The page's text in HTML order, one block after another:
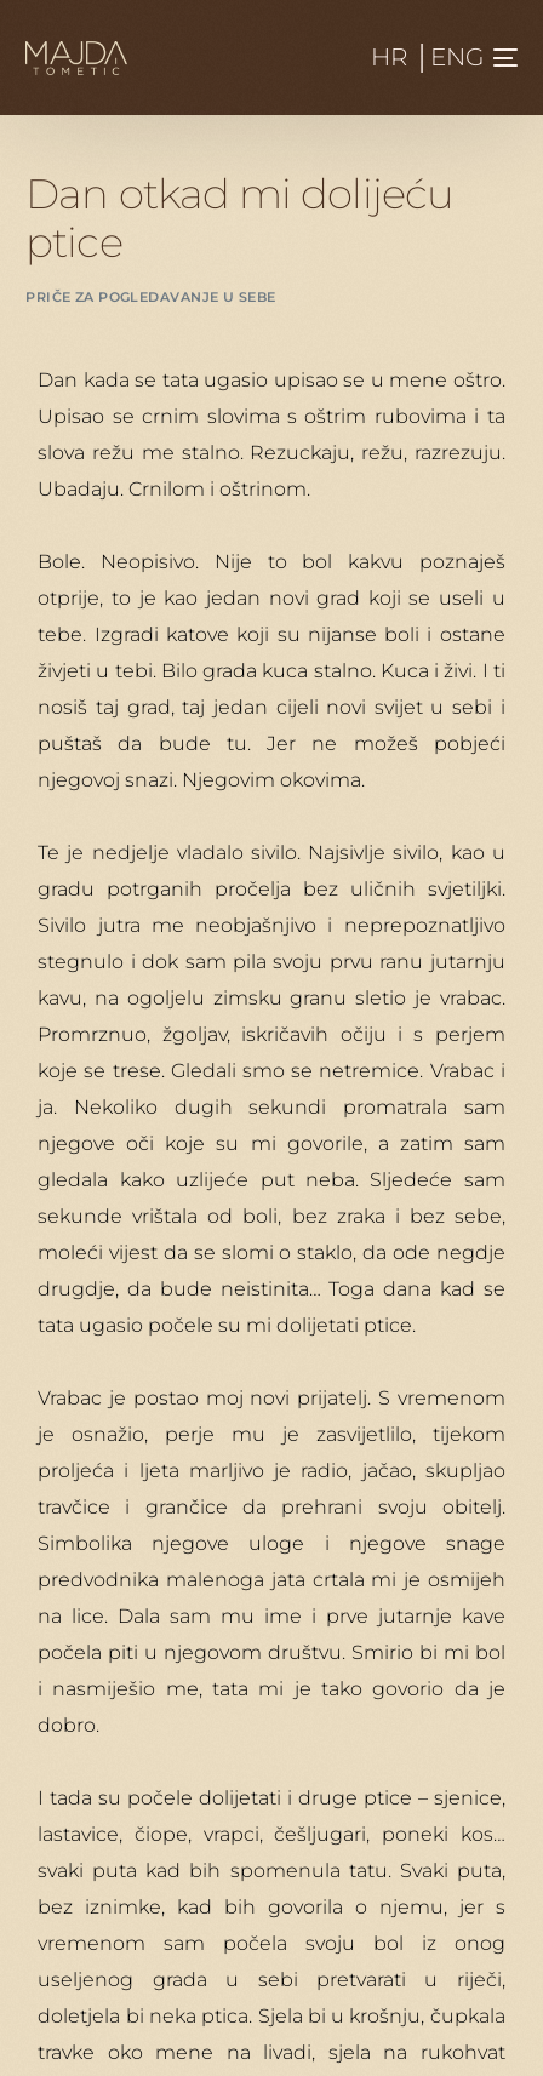
HR ENG
Dan otkad mi dolijeću
ptice
PRIČE ZA POGLEDAVANJE U SEBE
Dan kada se tata ugasio upisao se u mene oštro.
Upisao se crnim slovima s oštrim rubovima i ta
slova režu me stalno. Rezuckaju, režu, razrezuju.
Ubadaju. Crnilom i oštrinom.
Bole. Neopisivo. Nije to bol kakvu poznaješ
otprije, to je kao jedan novi grad koji se useli u
tebe. Izgradi katove koji su nijanse boli i ostane
živjeti u tebi. Bilo grada kuca stalno. Kuca i živi. I ti
nosiš taj grad, taj jedan cijeli novi svijet u sebi i
puštaš da bude tu. Jer ne možeš pobjeći
njegovoj snazi. Njegovim okovima.
Te je nedjelje vladalo sivilo. Najsivlje sivilo, kao u
gradu potrganih pročelja bez uličnih svjetiljki.
Sivilo jutra me neobjašnjivo i neprepoznatljivo
stegnulo i dok sam pila svoju prvu ranu jutarnju
kavu, na ogoljelu zimsku granu sletio je vrabac.
Promrznuo, žgoljav, iskričavih očiju i s perjem
koje se trese. Gledali smo se netremice. Vrabac i
ja. Nekoliko dugih sekundi promatrala sam
njegove oči koje su mi govorile, a zatim sam
gledala kako uzlijeće put neba. Sljedeće sam
sekunde vrištala od boli, bez zraka i bez sebe,
moleći vijest da se slomi o staklo, da ode negdje
drugdje, da bude neistinita… Toga dana kad se
tata ugasio počele su mi dolijetati ptice.
Vrabac je postao moj novi prijatelj. S vremenom
je osnažio, perje mu je zasvijetlilo, tijekom
proljeća i ljeta marljivo je radio, jačao, skupljao
travčice i grančice da prehrani svoju obitelj.
Simbolika njegove uloge i njegove snage
predvodnika malenoga jata crtala mi je osmijeh
na lice. Dala sam mu ime i prve jutarnje kave
počela piti u njegovom društvu. Smirio bi mi bol
i nasmiješio me, tata mi je tako govorio da je
dobro.
I tada su počele dolijetati i druge ptice – sjenice,
lastavice, čiope, vrapci, češljugari, poneki kos…
svaki puta kad bih spomenula tatu. Svaki puta,
bez iznimke, kad bih govorila o njemu, jer s
vremenom sam počela svoju bol iz onog
useljenog grada u sebi pretvarati u riječi,
doletjela bi neka ptica. Sjela bi u krošnju, čupkala
travke oko mene na livadi, sjela na rukohvat